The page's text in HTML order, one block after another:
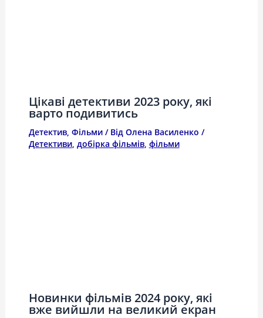
Цікаві детективи 2023 року, які
варто подивитись
Детектив, Фільми/ Від Олена Василенко /
Детективи, добірка фільмів, фільми
Новинки фільмів 2024 року, які
вже вийшли на великий екран